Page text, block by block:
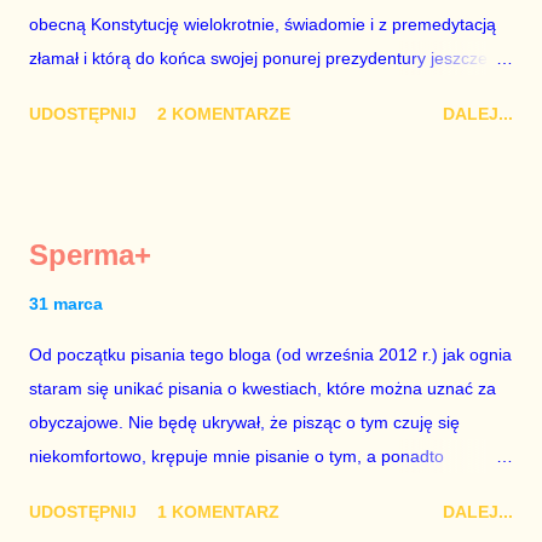
sytuacji naszego kraju z lat 2007-2015. Bardzo to małe i
smutne – niegodne premiera polskiego rządu. Generalnie, M...
obecną Konstytucję wielokrotnie, świadomie i z premedytacją
złamał i którą do końca swojej ponurej prezydentury jeszcze
trwało pół roku, lokal do głosowania znajdował się w
mojej zgody. Prezydent Andrzej Duda zapowiedział, że złoży do
Senatu wniosek o dwudniowe referendum, które miałoby odbyć
nie chce – ani partia rządząca, ani partie opozycyjne. Jeśli w
siedzibie PiS zapadnie decyzja, aby głosować zgodnie z wolą
Dudy, obowiązkiem każdego przyzwoitego człowieka i
szanującego podstawowe reguły demokraty jest takie
UDOSTĘPNIJ 2 KOMENTARZE DALEJ...
Sperma+
31 marca
Od początku pisania tego bloga (od września 2012 r.) jak ognia
staram się unikać pisania o kwestiach, które można uznać za
obyczajowe. Nie będę ukrywał, że pisząc o tym czuję się
niekomfortowo, krępuje mnie pisanie o tym, a ponadto
rozumie, wiedzy i zdrowym rozsądku, powinna od kwestii
UDOSTĘPNIJ 1 KOMENTARZ DALEJ...